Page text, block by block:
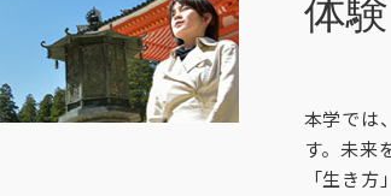
体
本学では
す。未来
「生き